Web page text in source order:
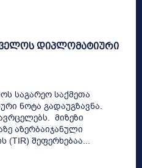
დიპლომატიური
საგარეო საქმეთა
ნოტა გადაუგზავნა.
მიზეზი
აზერბაიჯანული
(TIR) შეფერხებაა...